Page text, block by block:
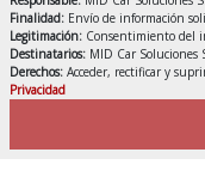
Finalidad: Envío de información
Legitimación: Consentimiento del
Destinatarios: MID Car Soluciones
Derechos: Acceder, rectificar y
Privacidad